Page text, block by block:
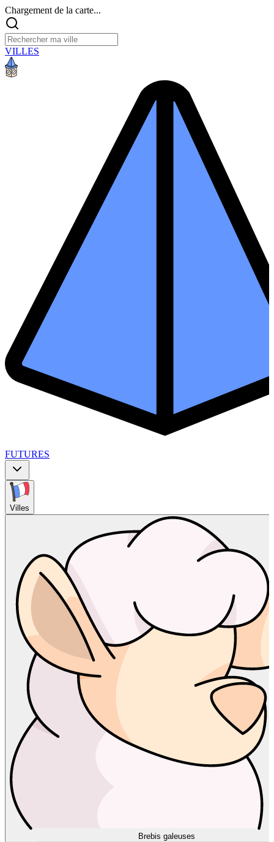
Chargement de la carte...
VILLES
FUTURES
Villes
Brebis galeuses